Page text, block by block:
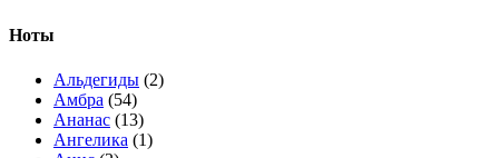
Chanel
Chopard (1)
Christian Dior
Clinique (2)
Clive Christian
Ноты
Альдегиды (2)
Амбра (54)
Ананас (13)
Ангелика (1)